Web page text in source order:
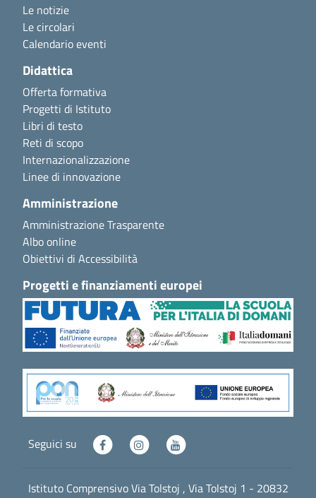
Le notizie
Le circolari
Calendario eventi
Didattica
Offerta formativa
Progetti di Istituto
Libri di testo
Reti di scopo
Internazionalizzazione
Linee di innovazione
Amministrazione
Amministrazione Trasparente
Albo online
Obiettivi di Accessibilità
Progetti e finanziamenti europei
Seguici su
Istituto Comprensivo Via Tolstoj , Via Tolstoj 1 - 20832